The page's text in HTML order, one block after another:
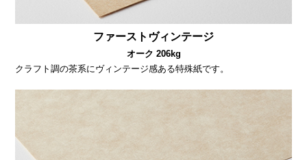
ファーストヴィンテージ
オーク 206kg
クラフト調の茶系にヴィンテージ感ある特殊紙です。